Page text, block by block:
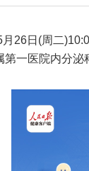
26日(周二
第一医院内分泌